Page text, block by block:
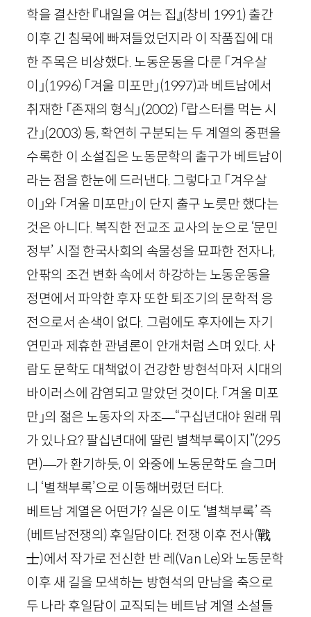
학을 결산한 『내일을 여는 집』(창비 1991) 출간
이후 긴 침묵에 빠져들었던지라 이 작품집에 대
한 주목은 비상했다. 노동운동을 다룬 「겨우살
이」(1996) 「겨울 미포만」(1997)과 베트남에서
취재한 「존재의 형식」(2002) 「랍스터를 먹는 시
간」(2003) 등, 확연히 구분되는 두 계열의 중편을
수록한 이 소설집은 노동문학의 출구가 베트남이
라는 점을 한눈에 드러낸다. 그렇다고 「겨우살
이」와 「겨울 미포만」이 단지 출구 노릇만 했다는
것은 아니다. 복직한 전교조 교사의 눈으로 ‘문민
정부’ 시절 한국사회의 속물성을 묘파한 전자나,
안팎의 조건 변화 속에서 하강하는 노동운동을
정면에서 파악한 후자 또한 퇴조기의 문학적 응
전으로서 손색이 없다. 그럼에도 후자에는 자기
연민과 제휴한 관념론이 안개처럼 스며 있다. 사
람도 문학도 대책없이 건강한 방현석마저 시대의
바이러스에 감염되고 말았던 것이다. 「겨울 미포
만」의 젊은 노동자의 자조—“구십년대야 원래 뭐
가 있나요? 팔십년대에 딸린 별책부록이지”(295
면)—가 환기하듯, 이 와중에 노동문학도 슬그머
니 ‘별책부록’으로 이동해버렸던 터다.
베트남 계열은 어떤가? 실은 이도 ‘별책부록’ 즉
(베트남전쟁의) 후일담이다. 전쟁 이후 전사(戰
士)에서 작가로 전신한 반 레(Van Le)와 노동문학
이후 새 길을 모색하는 방현석의 만남을 축으로
두 나라 후일담이 교직되는 베트남 계열 소설들